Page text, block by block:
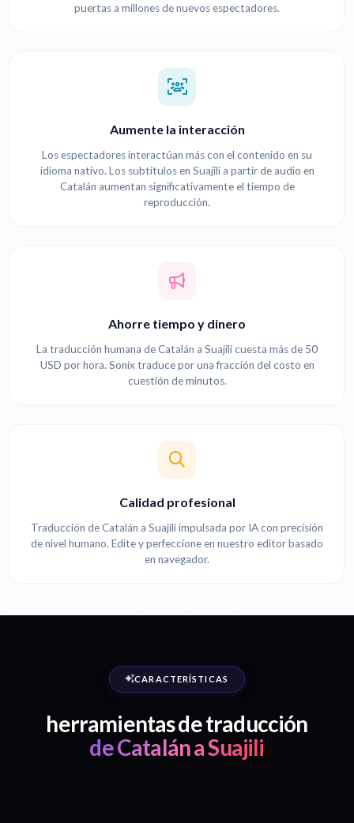
puertas a millones de nuevos espectadores.
Aumente la interacción
Los espectadores interactúan más con el contenido en su
idioma nativo. Los subtítulos en Suajili a partir de audio en
Catalán aumentan significativamente el tiempo de
reproducción.
Ahorre tiempo y dinero
La traducción humana de Catalán a Suajili cuesta más de 50
USD por hora. Sonix traduce por una fracción del costo en
cuestión de minutos.
Calidad profesional
Traducción de Catalán a Suajili impulsada por IA con precisión
de nivel humano. Edite y perfeccione en nuestro editor basado
en navegador.
CARACTERÍSTICAS
herramientas de traducción
de Catalán a Suajili